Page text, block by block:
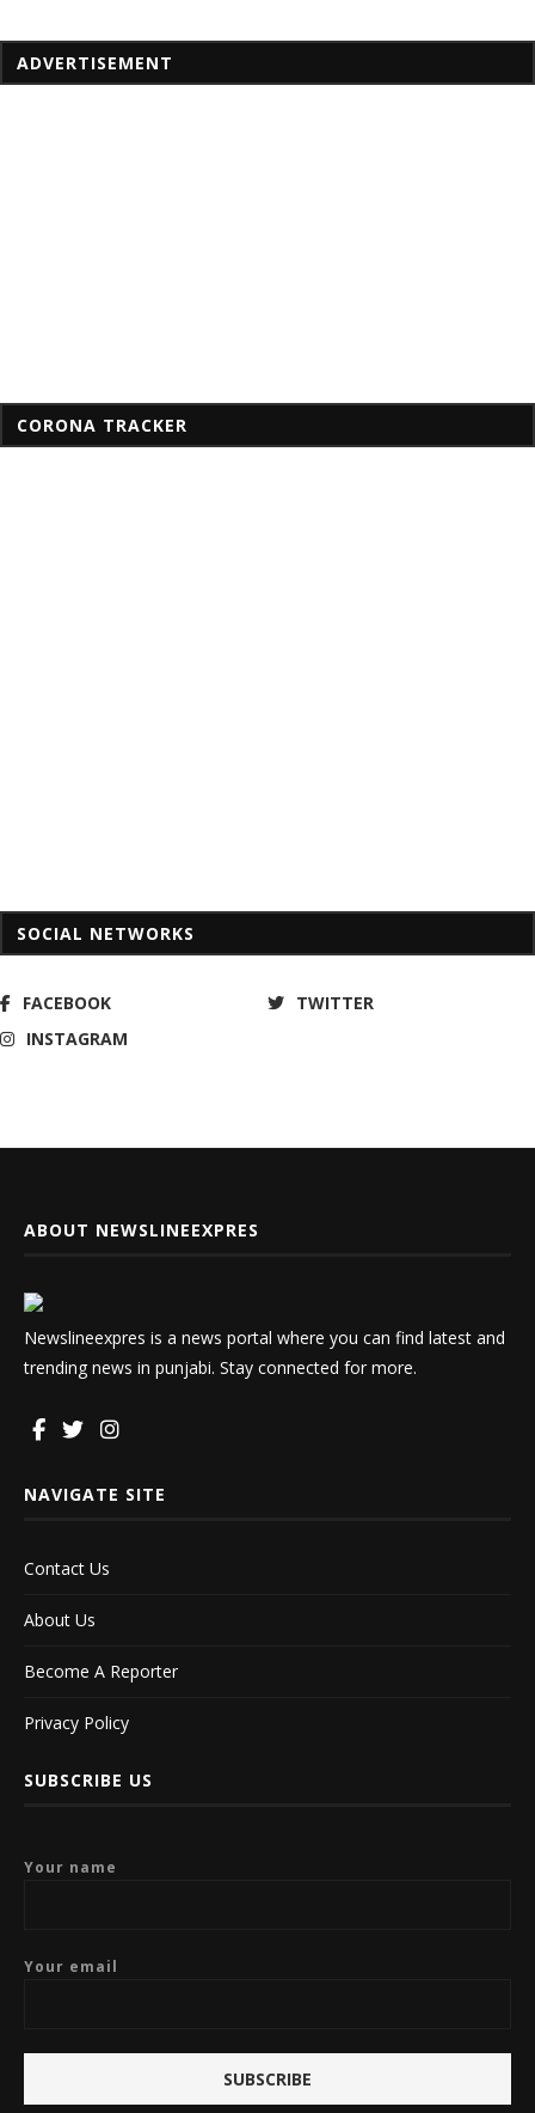
ADVERTISEMENT
CORONA TRACKER
SOCIAL NETWORKS
FACEBOOK
TWITTER
INSTAGRAM
ABOUT NEWSLINEEXPRES
Newslineexpres is a news portal where you can find latest and
trending news in punjabi. Stay connected for more.
NAVIGATE SITE
Contact Us
About Us
Become A Reporter
Privacy Policy
SUBSCRIBE US
Your name
Your email